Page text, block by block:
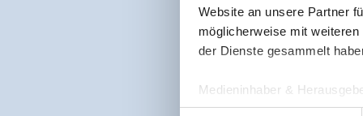
Website an unsere Partner
möglicherweise mit
der Dienste gesammelt
Medieninhaber &
Zeller Bergbahnen Zillertal